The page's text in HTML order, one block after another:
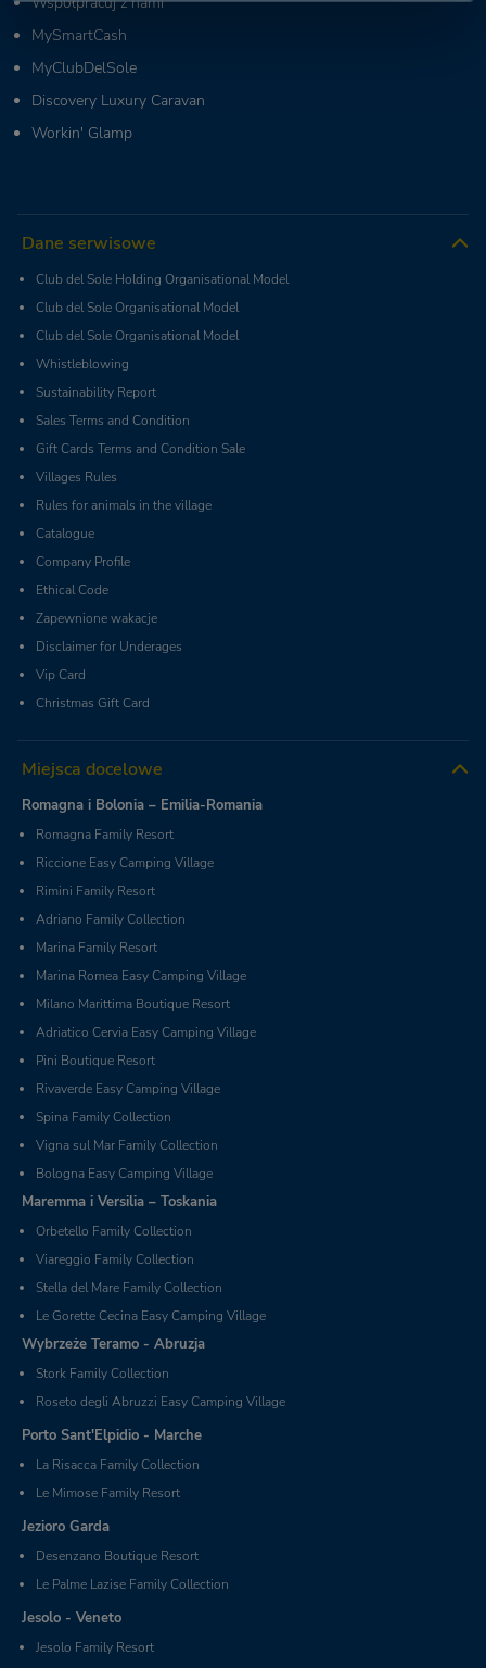
MySmartCash
MyClubDelSole
Discovery Luxury Caravan
Workin' Glamp
Dane serwisowe
Club del Sole Holding Organisational Model
Club del Sole Organisational Model
Club del Sole Organisational Model
Whistleblowing
Sustainability Report
Sales Terms and Condition
Gift Cards Terms and Condition Sale
Villages Rules
Rules for animals in the village
Catalogue
Company Profile
Ethical Code
Zapewnione wakacje
Disclaimer for Underages
Vip Card
Christmas Gift Card
Miejsca docelowe
Romagna i Bolonia – Emilia-Romania
Romagna Family Resort
Riccione Easy Camping Village
Rimini Family Resort
Adriano Family Collection
Marina Family Resort
Marina Romea Easy Camping Village
Milano Marittima Boutique Resort
Adriatico Cervia Easy Camping Village
Pini Boutique Resort
Rivaverde Easy Camping Village
Spina Family Collection
Vigna sul Mar Family Collection
Bologna Easy Camping Village
Maremma i Versilia – Toskania
Orbetello Family Collection
Viareggio Family Collection
Stella del Mare Family Collection
Le Gorette Cecina Easy Camping Village
Wybrzeże Teramo - Abruzja
Stork Family Collection
Roseto degli Abruzzi Easy Camping Village
Porto Sant'Elpidio - Marche
La Risacca Family Collection
Le Mimose Family Resort
Jezioro Garda
Desenzano Boutique Resort
Le Palme Lazise Family Collection
Jesolo - Veneto
Jesolo Family Resort